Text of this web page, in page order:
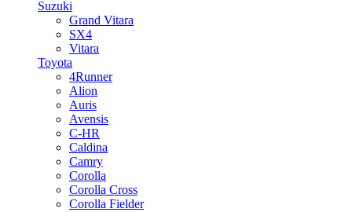
Suzuki
Grand Vitara
SX4
Vitara
Toyota
4Runner
Alion
Auris
Avensis
C-HR
Caldina
Camry
Corolla
Corolla Cross
Corolla Fielder